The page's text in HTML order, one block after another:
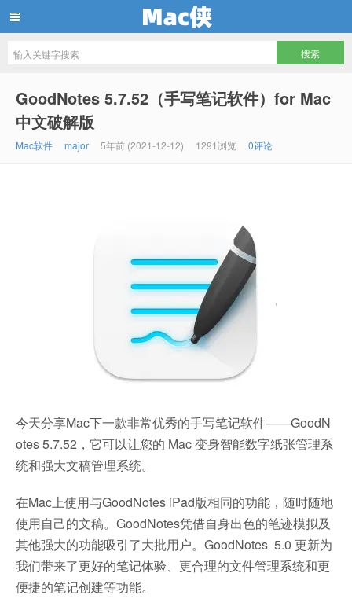
GoodNotes 5.7.52（手写笔记软件）for Mac
中文破解版
Mac软件 major 5年前 (2021-12-12) 1291浏览 0评论
今天分享Mac下一款非常优秀的手写笔记软件——GoodN
otes 5.7.52，它可以让您的 Mac 变身智能数字纸张管理系
统和强大文稿管理系统。
在Mac上使用与GoodNotes iPad版相同的功能，随时随地
使用自己的文稿。GoodNotes凭借自身出色的笔迹模拟及
其他强大的功能吸引了大批用户。GoodNotes 5.0 更新为
我们带来了更好的笔记体验、更合理的文件管理系统和更
便捷的笔记创建等功能。